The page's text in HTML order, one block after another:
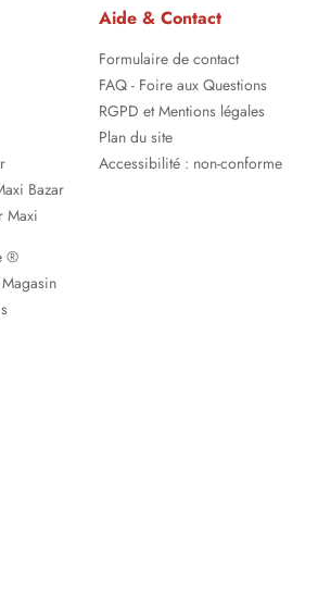
Bazar
Maxi
®
Aide & Contact
Formulaire de contact
FAQ - Foire aux Questions
RGPD et Mentions légales
Plan du site
Accessibilité : non-conforme